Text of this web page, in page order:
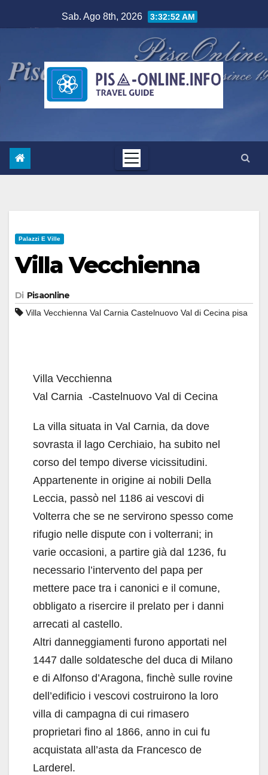
al
Sab. Ago 8th, 2026 3:32:53 AM
Palazzi E Ville
Villa Vecchienna
Di Pisaonline
Villa Vecchienna Val Carnia Castelnuovo Val di Cecina pisa
Villa Vecchienna
Val Carnia -Castelnuovo Val di Cecina
La villa situata in Val Carnia, da dove
sovrasta il lago Cerchiaio, ha subito nel
corso del tempo diverse vicissitudini.
Appartenente in origine ai nobili Della
Leccia, passò nel 1186 ai vescovi di
Volterra che se ne servirono spesso come
rifugio nelle dispute con i volterrani; in
varie occasioni, a partire già dal 1236, fu
necessario l’intervento del papa per
mettere pace tra i canonici e il comune,
obbligato a risercire il prelato per i danni
arrecati al castello.
Altri danneggiamenti furono apportati nel
1447 dalle soldatesche del duca di Milano
e di Alfonso d’Aragona, finchè sulle rovine
dell’edificio i vescovi costruirono la loro
villa di campagna di cui rimasero
proprietari fino al 1866, anno in cui fu
acquistata all’asta da Francesco de
Larderel.